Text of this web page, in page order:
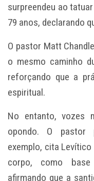
surpreendeu ao
79 anos, declarando
O pastor Matt
o mesmo caminho
reforçando que a
espiritual.
No entanto, vozes
opondo. O pastor
exemplo, cita
corpo, como
afirmando que a